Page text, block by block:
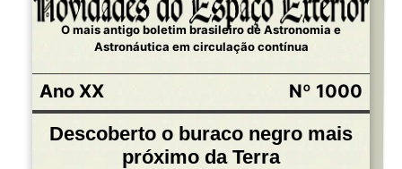
O mais antigo boletim brasileiro de Astronomia e
Astronáutica em circulação contínua
Ano XX Nº 1000
Descoberto o buraco negro mais
próximo da Terra